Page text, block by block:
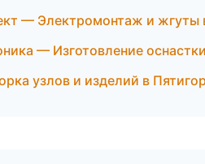
— Электромонтаж и
— Изготовление
узлов и изделий в